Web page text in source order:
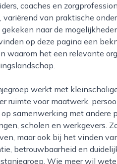
coaches en
variërend van praktische
naar de
op deze pagina een
waarom het een relevante
ruimte voor maatwerk,
samenwerking met andere
scholen en werkgevers.
maar ook bij het vinden
betrouwbaarheid en
Wie meer wil